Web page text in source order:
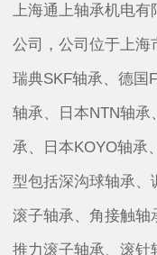
上海通上轴承机电
公司，公司位于上海
瑞典SKF轴承、德国
轴承、日本NTN轴承
承、日本KOYO轴承
型包括深沟球轴承、
滚子轴承、角接触轴
推力滚子轴承、滚针